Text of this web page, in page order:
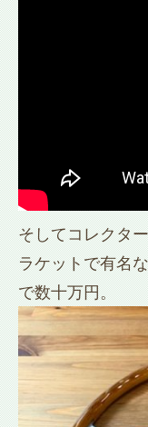
そしてコレクタ
ラケットで有名
で数十万円。